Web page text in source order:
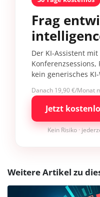
Frag
Der KI-Assistent
kein generisches
Danach 19,90 €/Monat
Jetzt
Kein Risiko ·
Weitere Artikel zu